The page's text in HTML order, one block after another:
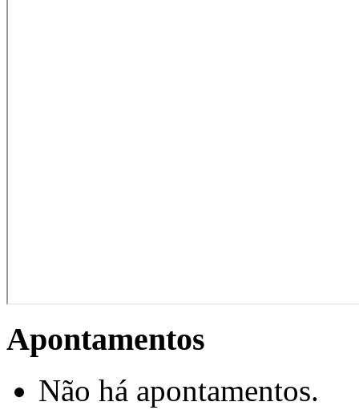
Apontamentos
Não há apontamentos.